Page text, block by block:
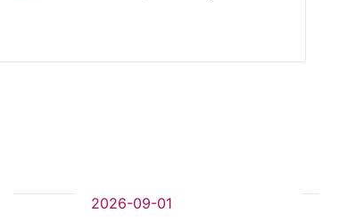
2026-09-01